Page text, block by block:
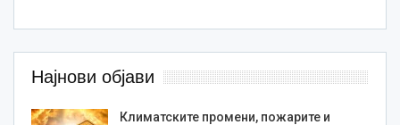
Најнови објави
Климатските промени, пожарите и